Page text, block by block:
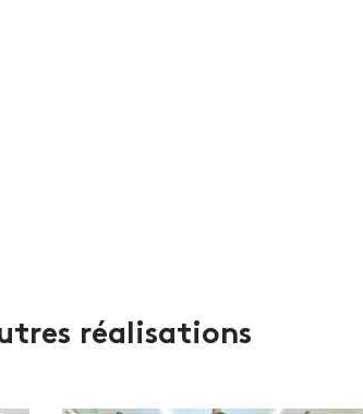
réalisations